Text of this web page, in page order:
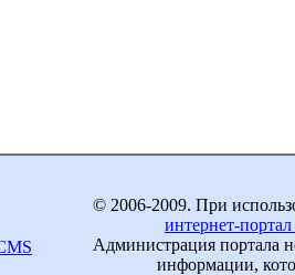
© 2006-2009. При
интернет-
Администрация портала
информации,